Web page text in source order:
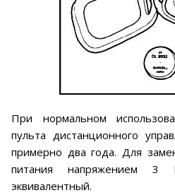
При нормальном
пульта дистанционного
примерно два года. Для
питания напряжением
эквивалентный.